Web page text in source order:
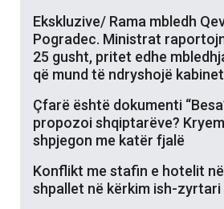
Ekskluzive/ Rama mbledh
Pogradec. Ministrat
25 gusht, pritet edhe
që mund të ndryshojë
Çfarë është dokumenti
propozoi shqiptarëve?
shpjegon me katër fjalë
Konflikt me stafin e hotelit
shpallet në kërkim ish-zyrtari